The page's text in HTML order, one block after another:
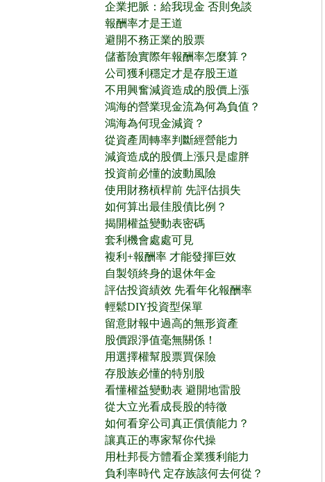
企業把脈：給我現金 否則免談
報酬率才是王道
避開不務正業的股票
儲蓄險實際年報酬率怎麼算？
公司獲利穩定才是存股王道
不用興奮減資造成的股價上漲
鴻海的營業現金流為何為負值？
鴻海為何現金減資？
從資產周轉率判斷經營能力
減資造成的股價上漲只是虛胖
投資前必懂的波動風險
使用財務槓桿前 先評估損失
如何算出最佳股債比例？
揭開權益變動表密碼
套利機會處處可見
複利+報酬率 才能發揮巨效
自製領終身的退休年金
評估投資績效 先看年化報酬率
輕鬆DIY投資型保單
留意財報中過高的無形資產
股價跟淨值毫無關係！
用選擇權幫股票買保險
存股族必懂的特別股
看懂權益變動表 避開地雷股
從大立光看成長股的特徵
如何看穿公司真正償債能力？
讓真正的專家幫你代操
用杜邦長方體看企業獲利能力
負利率時代 定存族該何去何從？